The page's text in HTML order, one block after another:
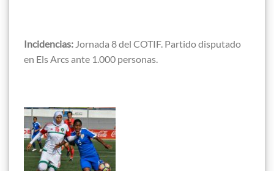
Incidencias: Jornada 8 del COTIF. Partido disputado
en Els Arcs ante 1.000 personas.